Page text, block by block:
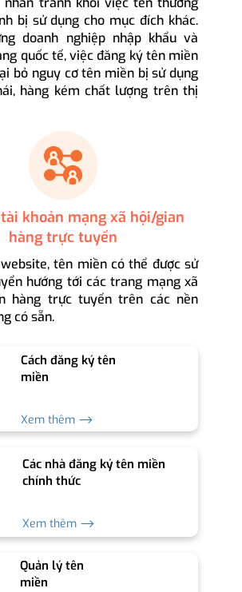
bị sử dụng cho mục đích khác.
doanh nghiệp nhập khẩu và
quốc tế, việc đăng ký tên miền
bỏ nguy cơ tên miền bị sử dụng
hàng kém chất lượng trên thị
khoản mạng xã hội/gian
hàng trực tuyến
tên miền có thể được sử
hướng tới các trang mạng xã
hàng trực tuyến trên các nền
có sẵn.
Cách đăng ký tên
miền
Xem thêm ⟶
Các nhà đăng ký tên miền
chính thức
Xem thêm ⟶
Quản lý tên
miền